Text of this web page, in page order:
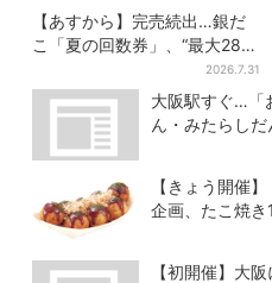
【あすから】完売続出…銀だ
こ「夏の回数券」、“最大2811
2026.7.31
大阪駅すぐ…「
ん・みたらし
【きょう開催
企画、たこ焼
【初開催】大